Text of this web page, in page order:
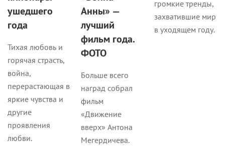
ушедшего
года
Тихая любовь и
горячая страсть,
война,
перерастающая в
яркие чувства и
другие
проявления
любви.
Анны» —
лучший
фильм года.
ФОТО
Больше всего
наград собрал
фильм
«Движение
вверх» Антона
Мегердичева.
громкие тренды,
захватившие мир
в уходящем году.